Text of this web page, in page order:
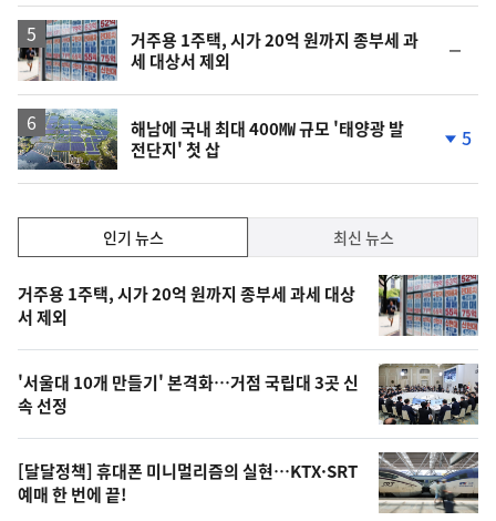
거주용 1주택, 시가 20억 원까지 종부세 과
세 대상서 제외
일
해남에 국내 최대 400㎿ 규모 '태양광 발
전단지' 첫 삽
락
5
기,
최
신,
오
늘
의
영
상
인기 뉴스 최신 뉴스
기
뉴
스
거주용 1주택, 시가 20억 원까지 종부세 과세 대상
서 제외
'서울대 10개 만들기' 본격화…거점 국립대 3곳 신
속 선정
[달달정책] 휴대폰 미니멀리즘의 실현…KTX·SRT
예매 한 번에 끝!